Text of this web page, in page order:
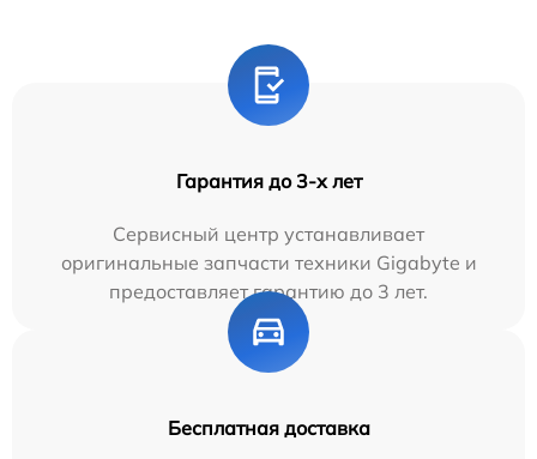
Гарантия до 3-х лет
Сервисный центр устанавливает
оригинальные запчасти техники Gigabyte и
предоставляет гарантию до 3 лет.
Бесплатная доставка